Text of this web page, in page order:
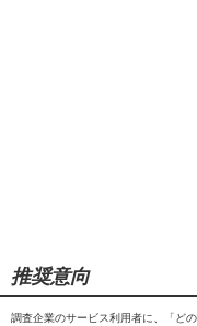
推奨意向
調査企業のサービス利用者に、「ど